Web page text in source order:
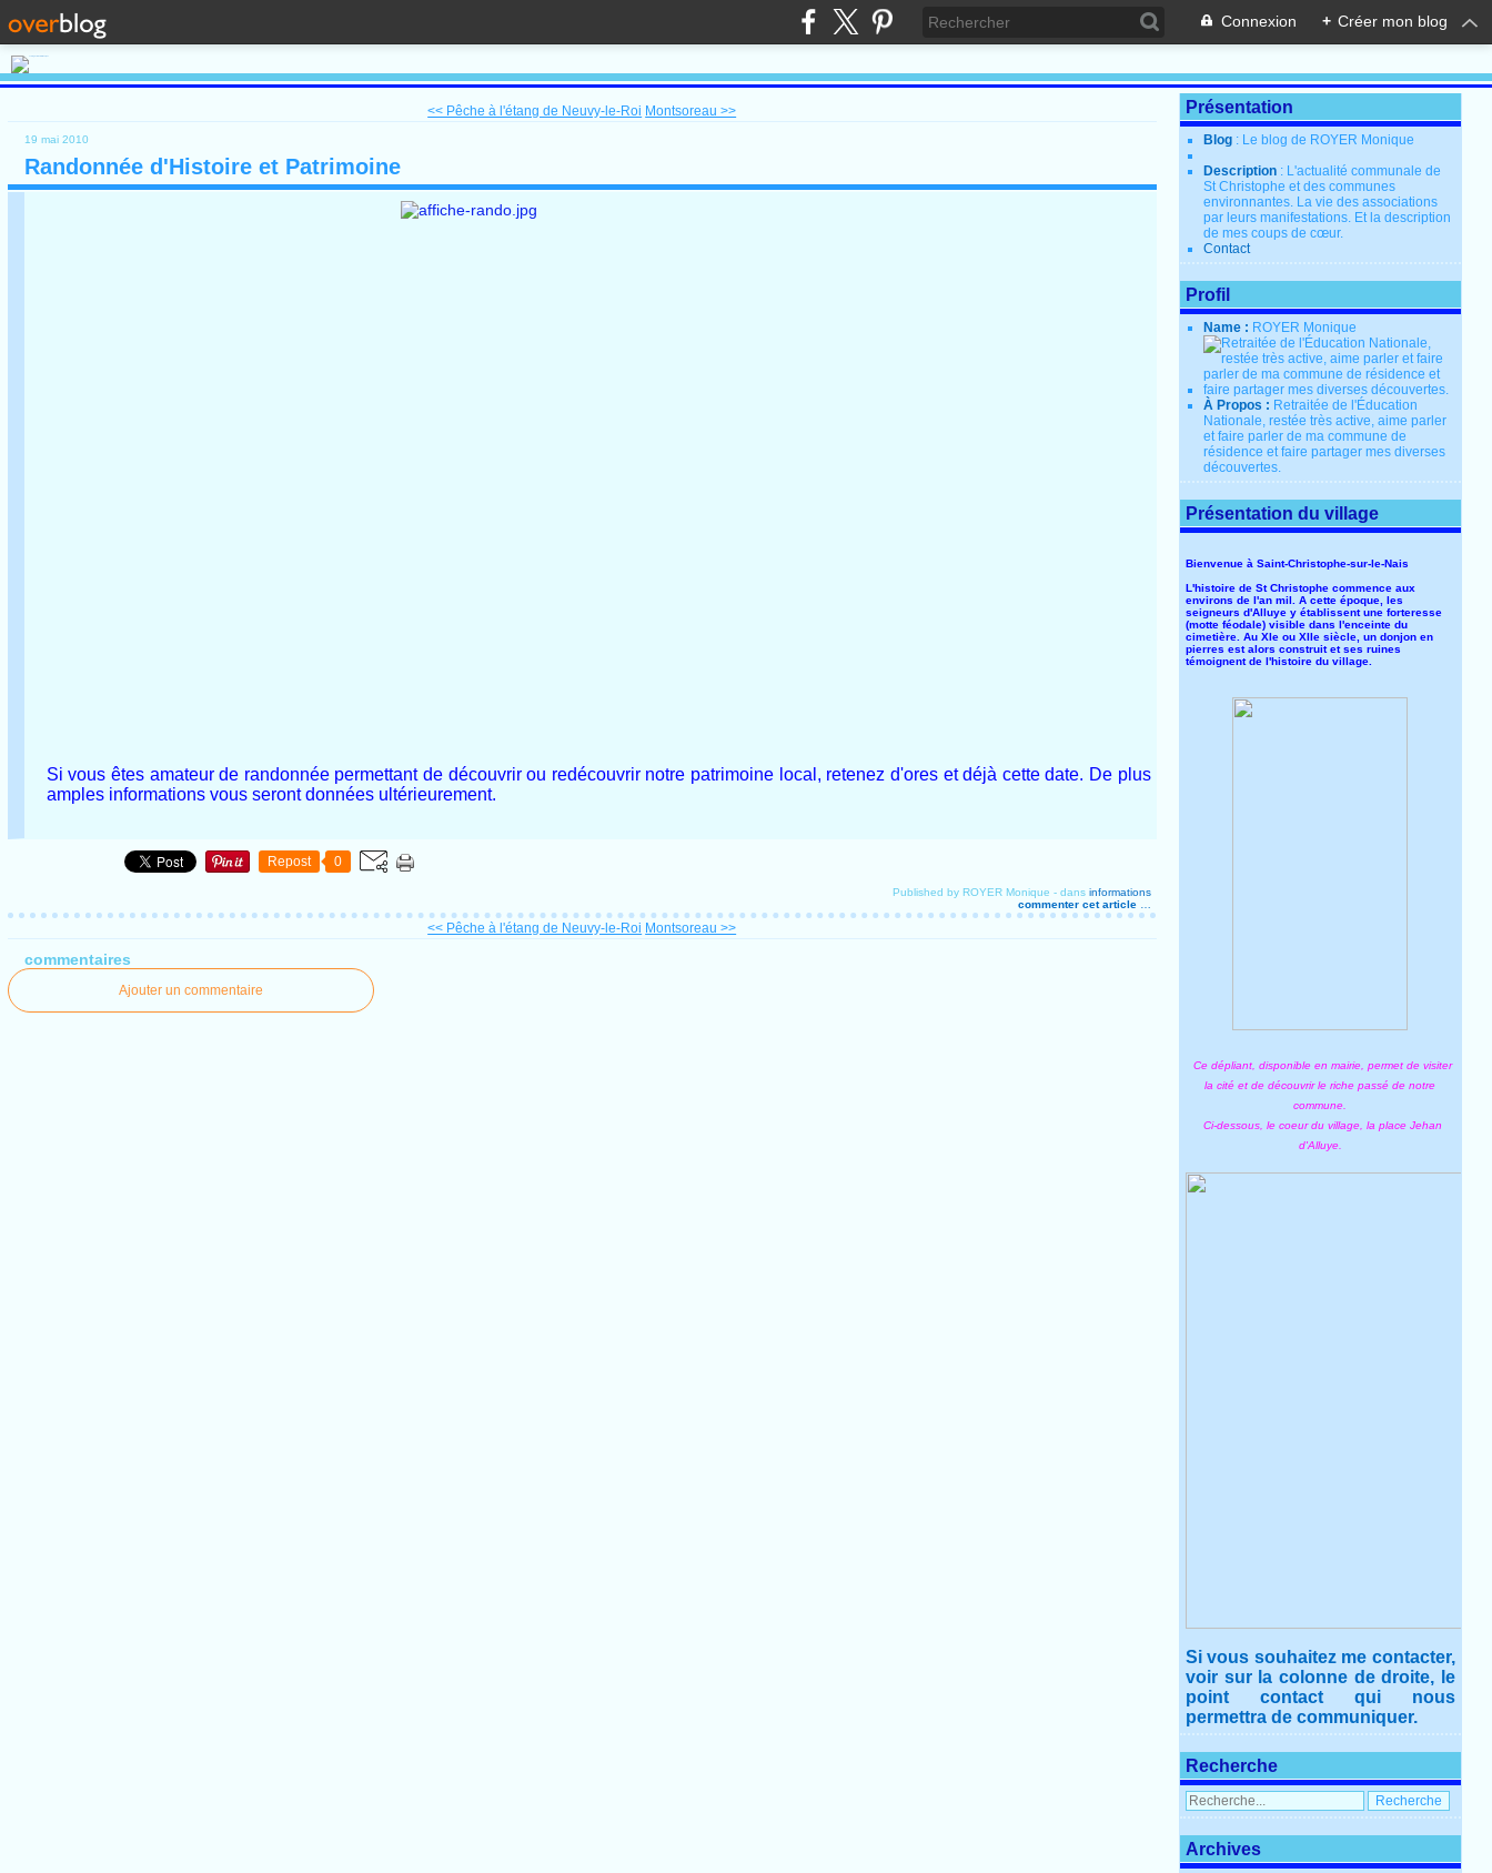
Connexion + Créer mon blog
<< Pêche à l'étang de Neuvy-le-Roi Montsoreau >>
19 mai 2010
Randonnée d'Histoire et Patrimoine
Si vous êtes amateur de randonnée permettant de découvrir ou redécouvrir notre patrimoine local, retenez d'ores et déjà cette date. De plus
amples informations vous seront données ultérieurement.
Repost 0
Published by ROYER Monique -dans informations
commenter cet article
<< Pêche à l'étang de Neuvy-le-Roi Montsoreau >>
commentaires
Ajouter un commentaire
Présentation
Blog : Le blog de ROYER Monique
Description : L'actualité communale de
St Christophe et des communes
environnantes. La vie des associations
par leurs manifestations. Et la description
de mes coups de cœur.
Contact
Profil
Name : ROYER Monique
À Propos : Retraitée de l'Éducation
Nationale, restée très active, aime parler
et faire parler de ma commune de
résidence et faire partager mes diverses
découvertes.
Présentation du village
Bienvenue à Saint-Christophe-sur-le-Nais
L'histoire de St Christophe commence aux
environs de l'an mil. A cette époque, les
seigneurs d'Alluye y établissent une forteresse
(motte féodale) visible dans l'enceinte du
cimetière. Au XIe ou XIIe siècle, un donjon en
pierres est alors construit et ses ruines
témoignent de l'histoire du village.
Ce dépliant, disponible en mairie, permet de visiter
la cité et de découvrir le riche passé de notre
commune.
Ci-dessous, le coeur du village, la place Jehan
d'Alluye.
Si vous souhaitez me contacter,
voir sur la colonne de droite, le
point contact qui nous
permettra de communiquer.
Recherche
Archives